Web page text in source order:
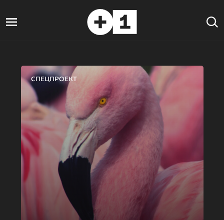
СПЕЦПРОЕКТ